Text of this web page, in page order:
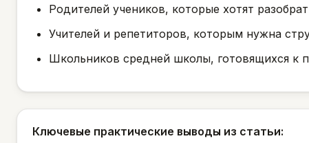
Родителей учеников, которые хотят
Учителей и репетиторов, которым нужна
Школьников средней школы, готовящихся к
Ключевые практические выводы из статьи: